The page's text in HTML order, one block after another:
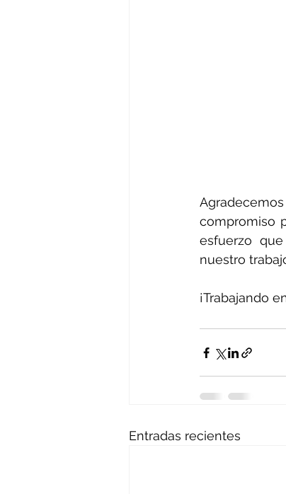
compromiso
esfuerzo
nuestro
¡Trabajando
Entradas recientes